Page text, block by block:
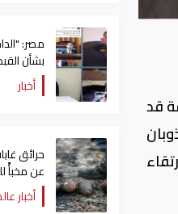
قد
مصر:
بشأن
صفة قاضي
المواطنين
أخبار
حرائق
عن مخبأً
الحربأخبار